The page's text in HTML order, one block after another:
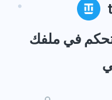
في ملفك